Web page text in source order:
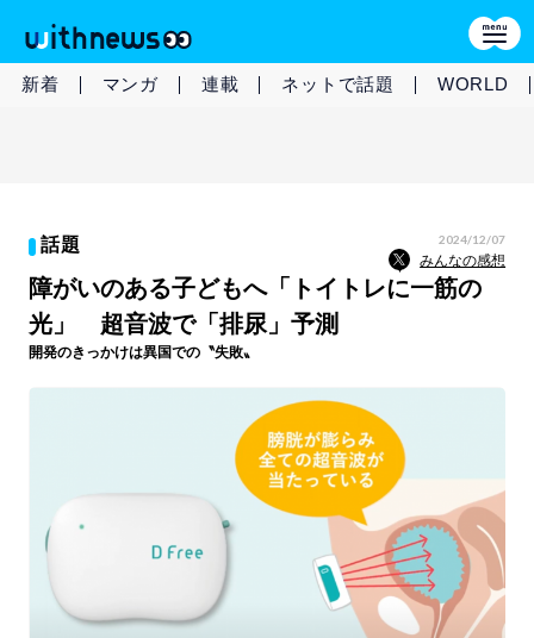
新着 マンガ 連載 ネットで話題 WORLD
話題 2024/12/07
みんなの感想
障がいのある子どもへ「トイトレに一筋の
光」 超音波で「排尿」予測
開発のきっかけは異国での〝失敗〟